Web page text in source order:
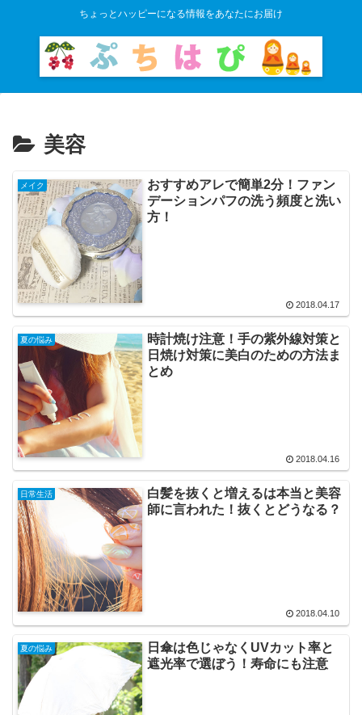
ちょっとハッピーになる情報をあなたにお届け
美容
メイク
おすすめアレで簡単2分！ファン
デーションパフの洗う頻度と洗い
方！
2018.04.17
夏の悩み
時計焼け注意！手の紫外線対策と
日焼け対策に美白のための方法ま
とめ
2018.04.16
日常生活
白髪を抜くと増えるは本当と美容
師に言われた！抜くとどうなる？
2018.04.10
夏の悩み
日傘は色じゃなくUVカット率と
遮光率で選ぼう！寿命にも注意